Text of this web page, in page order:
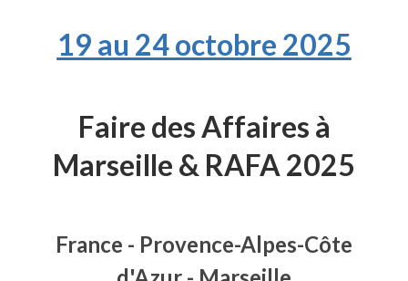
19 au 24 octobre 2025
Faire des Affaires à
Marseille & RAFA 2025
France - Provence-Alpes-Côte